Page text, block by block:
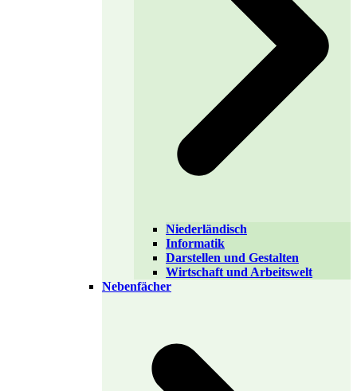
Niederländisch
Informatik
Darstellen und Gestalten
Wirtschaft und Arbeitswelt
Nebenfächer